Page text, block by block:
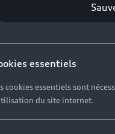
essentiels
cookies essentiels sont
du site internet.